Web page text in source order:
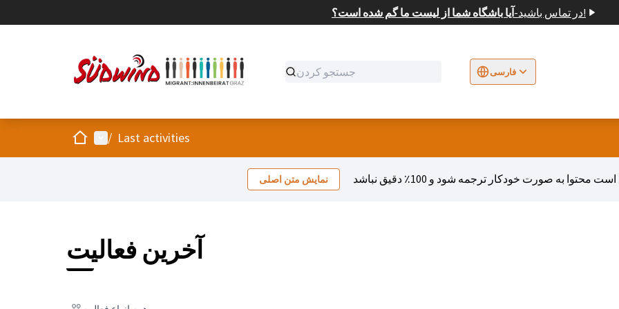
آیا باشگاه شما از لیست ما گم شده است؟- در تماس باشید!
فارسی
Sprache wählen
صفحه اصلی
منوی اصلی
/ Last activities
نمایش متن اصلی
آخرین فعالیت